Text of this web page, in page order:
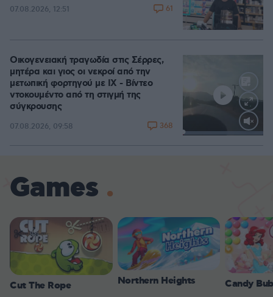
07.08.2026, 12:51 61
Loaded:
Οικογενειακή τραγωδία στις Σέρρες,
μητέρα και γιος οι νεκροί από την
μετωπική φορτηγού με ΙΧ - Βίντεο
ντοκουμέντο από τη στιγμή της
σύγκρουσης
07.08.2026, 09:58 368
Games
Cut The Rope Northern Heights Candy